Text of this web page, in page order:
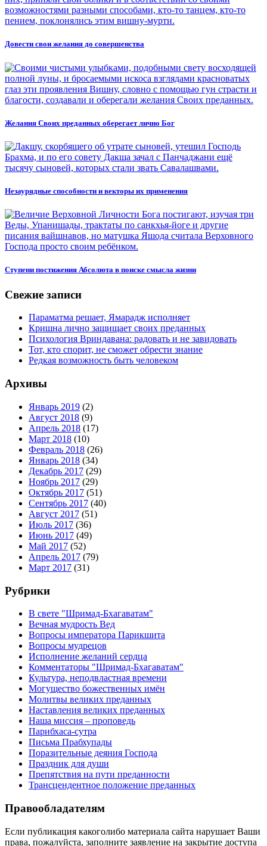
Довести свои желания до совершенства
Желания Своих преданных оберегает лично Бог
Незаурядные способности и векторы их применения
Ступени постижения Абсолюта в поиске смысла жизни
Свежие записи
Параматма решает, Ямарадж исполняет
Кришна лично защищает своих преданных
Психология Вриндавана: радовать и не завидовать
Тот, кто спорит, не сможет обрести знание
Редкая возможность быть человеком
Архивы
Январь 2019 (2)
Август 2018 (9)
Апрель 2018 (17)
Март 2018 (10)
Февраль 2018 (26)
Январь 2018 (34)
Декабрь 2017 (29)
Ноябрь 2017 (29)
Октябрь 2017 (51)
Сентябрь 2017 (40)
Август 2017 (51)
Июль 2017 (36)
Июнь 2017 (49)
Май 2017 (52)
Апрель 2017 (79)
Март 2017 (31)
Рубрики
В свете "Шримад-Бхагаватам"
Вечная мудрость Вед
Вопросы императора Парикшита
Вопросы мудрецов
Исполнение желаний сердца
Комментаторы "Шримад-Бхагаватам"
Культура, неподвластная времени
Могущество божественных имён
Молитвы великих преданных
Наставления великих преданных
Наша миссия – проповедь
Парибхаса-сутра
Письма Прабхупады
Поразительные деяния Господа
Праздник для души
Препятствия на пути преданности
Трансцендентное положение преданных
Правообладателям
Если публикация какоголибо материала сайта нарушает Ваши
права, пожалуйста, заполните заявление на закрытие доступа